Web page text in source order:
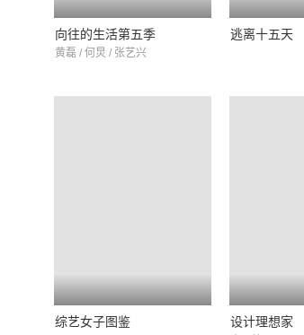
向往的生活第五季
黄磊 / 何炅 / 张艺兴
逃离十五天
综艺女子图鉴 设计理想家